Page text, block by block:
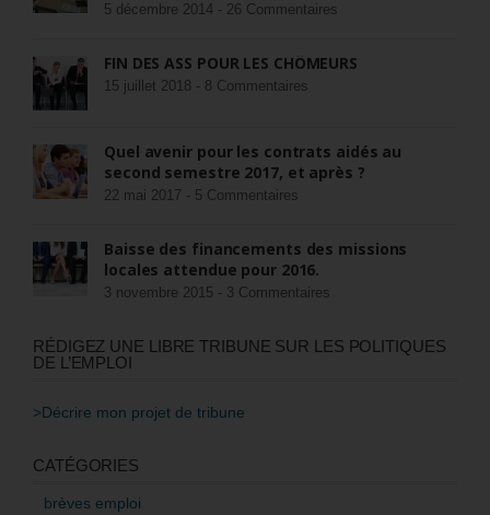
5 décembre 2014 - 26 Commentaires
FIN DES ASS POUR LES CHÔMEURS
15 juillet 2018 - 8 Commentaires
Quel avenir pour les contrats aidés au
second semestre 2017, et après ?
22 mai 2017 - 5 Commentaires
Baisse des financements des missions
locales attendue pour 2016.
3 novembre 2015 - 3 Commentaires
RÉDIGEZ UNE LIBRE TRIBUNE SUR LES POLITIQUES
DE L’EMPLOI
>Décrire mon projet de tribune
CATÉGORIES
brèves emploi